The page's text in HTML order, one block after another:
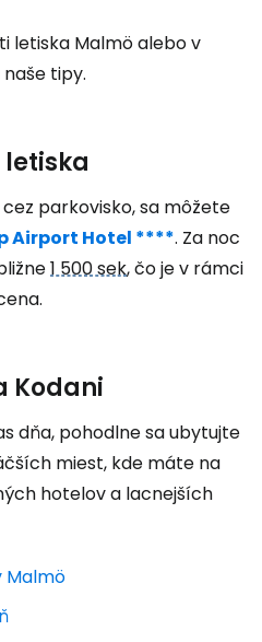
letiska Malmö alebo v
tipy.
letiska
parkovisko, sa môžete
Airport Hotel ****. Za noc
1 500 sek, čo je v rámci
Kodani
dňa, pohodlne sa ubytujte
miest, kde máte na
hotelov a lacnejších
Malmö